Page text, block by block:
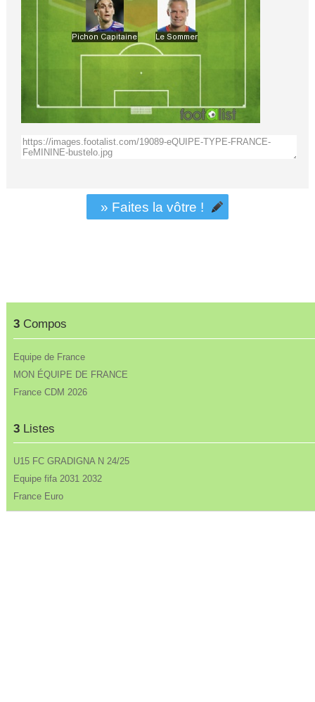
3Compos
Equipe de France
MON ÉQUIPE DE FRANCE
France CDM 2026
3Listes
U15 FC GRADIGNA N 24/25
Equipe fifa 2031 2032
France Euro
» Faites la vôtre !